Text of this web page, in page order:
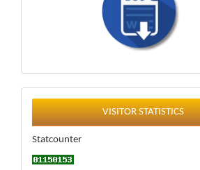
Statistics
VISITOR STATISTICS
Statcounter